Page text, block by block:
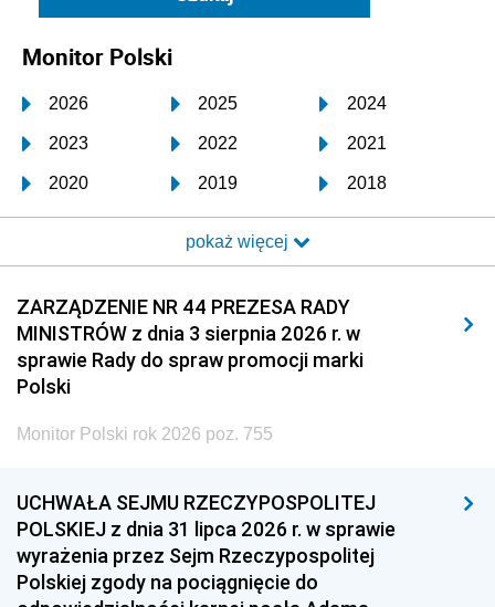
Monitor Polski
2026 2025 2024
2023 2022 2021
2020 2019 2018
2017 2016 2015
2014 2013 2012
2011 2010 2009
2008 2007 2006
2005
1996 1995 1994
1993 1992 1991
1990 1989
pokaż więcej
ZARZĄDZENIE NR 44 PREZESA RADY
MINISTRÓW z dnia 3 sierpnia 2026 r. w
sprawie Rady do spraw promocji marki
Polski
Monitor Polski rok 2026 poz. 755
UCHWAŁA SEJMU RZECZYPOSPOLITEJ
POLSKIEJ z dnia 31 lipca 2026 r. w sprawie
wyrażenia przez Sejm Rzeczypospolitej
Polskiej zgody na pociągnięcie do